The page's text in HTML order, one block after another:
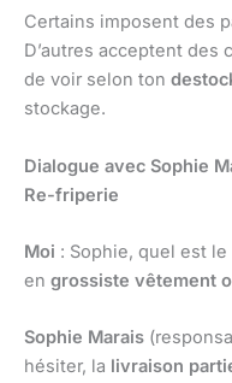
Certains imposent des
D’autres acceptent des
de voir selon ton
stockage.
Dialogue avec Sophie
Re-friperie
Moi : Sophie, quel est le
en grossiste vêtement
Sophie Marais
hésiter, la livraison